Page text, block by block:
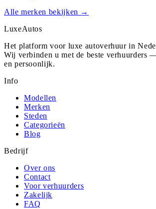
Alle merken bekijken →
LuxeAutos
Het platform voor luxe autoverhuur in
Wij verbinden u met de beste verhuurders
en persoonlijk.
Info
Modellen
Merken
Steden
Categorieën
Blog
Bedrijf
Over ons
Contact
Voor verhuurders
Zakelijk
FAQ